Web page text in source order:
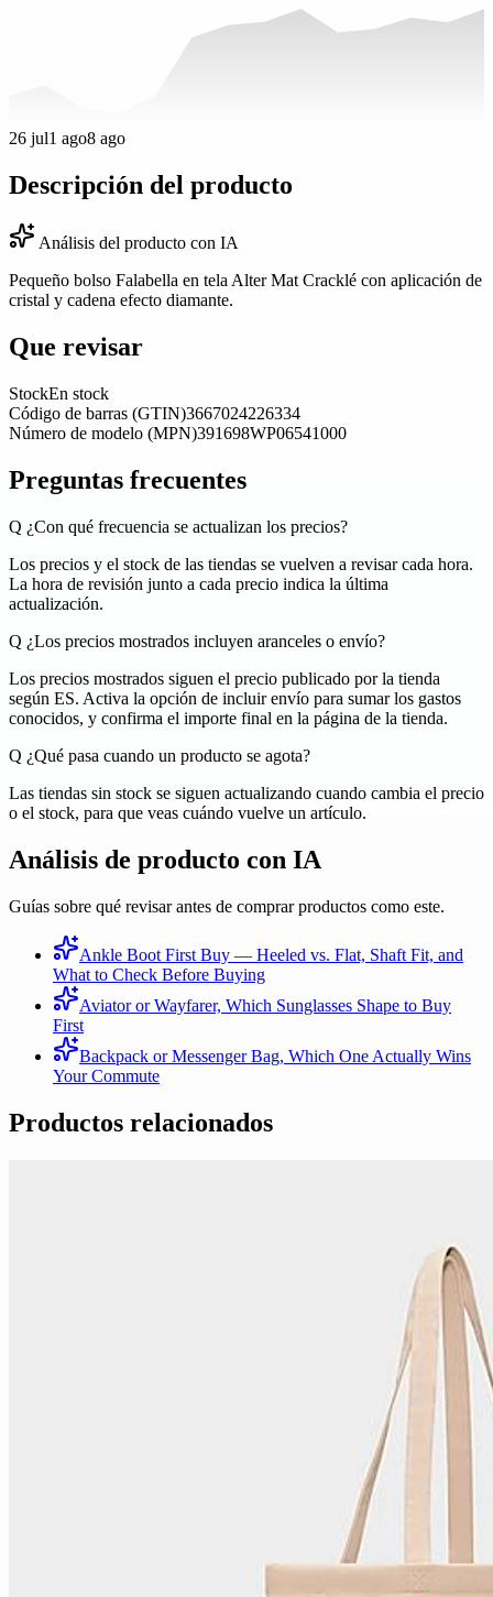
26 jul1 ago8 ago
Descripción del producto
Análisis del producto con IA
Pequeño bolso Falabella en tela Alter Mat Cracklé con aplicación de
cristal y cadena efecto diamante.
Que revisar
StockEn stock
Código de barras (GTIN)3667024226334
Número de modelo (MPN)391698WP06541000
Preguntas frecuentes
Q ¿Con qué frecuencia se actualizan los precios?
Los precios y el stock de las tiendas se vuelven a revisar cada hora.
La hora de revisión junto a cada precio indica la última
actualización.
Q ¿Los precios mostrados incluyen aranceles o envío?
Los precios mostrados siguen el precio publicado por la tienda
según ES. Activa la opción de incluir envío para sumar los gastos
conocidos, y confirma el importe final en la página de la tienda.
Q ¿Qué pasa cuando un producto se agota?
Las tiendas sin stock se siguen actualizando cuando cambia el precio
o el stock, para que veas cuándo vuelve un artículo.
Análisis de producto con IA
Guías sobre qué revisar antes de comprar productos como este.
Ankle Boot First Buy — Heeled vs. Flat, Shaft Fit, and
What to Check Before Buying
Aviator or Wayfarer, Which Sunglasses Shape to Buy
First
Backpack or Messenger Bag, Which One Actually Wins
Your Commute
Productos relacionados